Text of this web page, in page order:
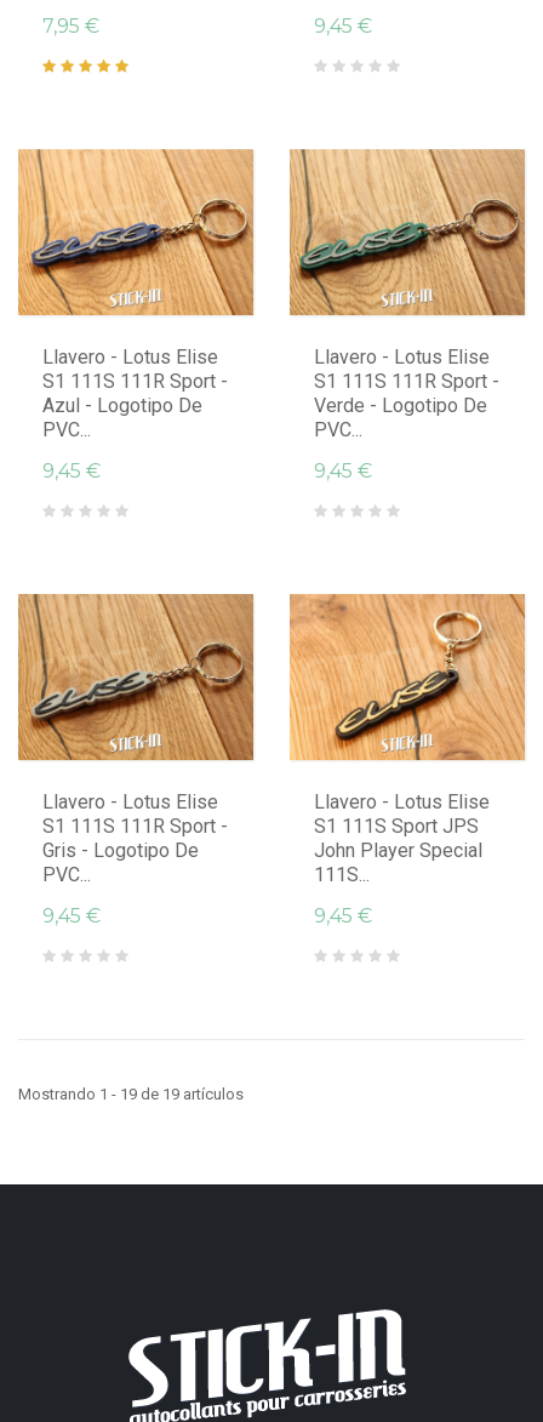
7,95 €
9,45 €
Llavero - Lotus Elise
S1 111S 111R Sport -
Azul - Logotipo De
PVC...
9,45 €
Llavero - Lotus Elise
S1 111S 111R Sport -
Verde - Logotipo De
PVC...
9,45 €
Llavero - Lotus Elise
S1 111S 111R Sport -
Gris - Logotipo De
PVC...
9,45 €
Llavero - Lotus Elise
S1 111S Sport JPS
John Player Special
111S...
9,45 €
Mostrando 1 - 19 de 19 artículos